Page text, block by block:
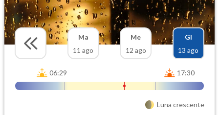
Ma
11 ago
Me
12 ago
Gi
13 ago
06:29 17:30
Luna crescente